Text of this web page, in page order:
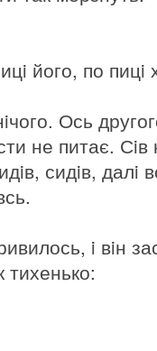
його, по пицi
Ось
не питає.
сидiв, далi
i вiн